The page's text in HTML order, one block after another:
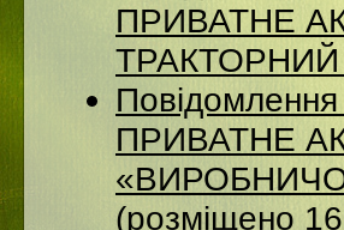
ПРИВАТНЕ
ТРАКТОРНИЙ
ПРИВАТНЕ
(розміщено